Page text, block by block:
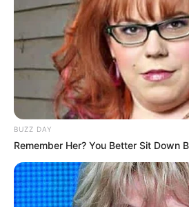
BUZZ DAY
Remember Her? You Better Sit Down